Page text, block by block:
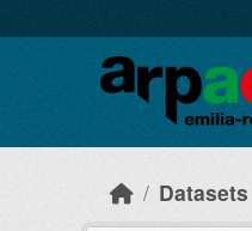
Datasets